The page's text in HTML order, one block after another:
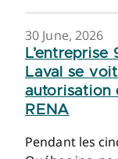
30 June, 2026
Laval se
autorisation
RENA
Pendant les